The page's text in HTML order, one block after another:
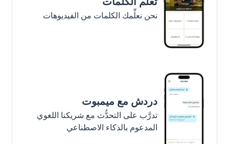
نحن نعلِّمك الكلمات من الفيديوهات
دردش مع ميمبوت
تدرَّب على التحدُّث مع شريكنا اللغوي
المدعوم بالذكاء الاصطناعي